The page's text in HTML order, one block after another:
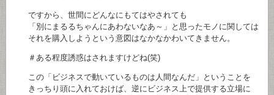
ですから、世間にどんなにもてはやされても
「別にまるるちゃんにあわないなあ～」と思ったモノに関しては
それを購入しようという意図はなかなかわいてきません。
＃ある程度誘惑はされますけどね(笑)
この「ビジネスで動いているものは人間なんだ」ということを
きっちり頭に入れておけば、逆にビジネス上で提供する立場に